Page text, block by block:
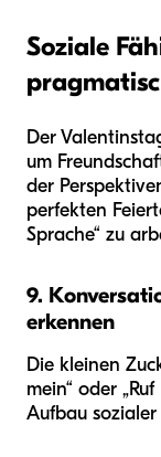
Soziale
Der
um
der
perfekten
Sprache“ zu
9.
erkennen
Die kleinen
mein“ oder
Aufbau